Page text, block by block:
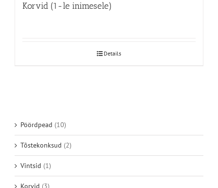
Korvid (1-le inimesele)
Details
Pöördpead (10)
Tõstekonksud (2)
Vintsid (1)
Korvid (3)